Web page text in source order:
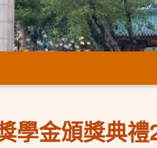
金頒獎典禮